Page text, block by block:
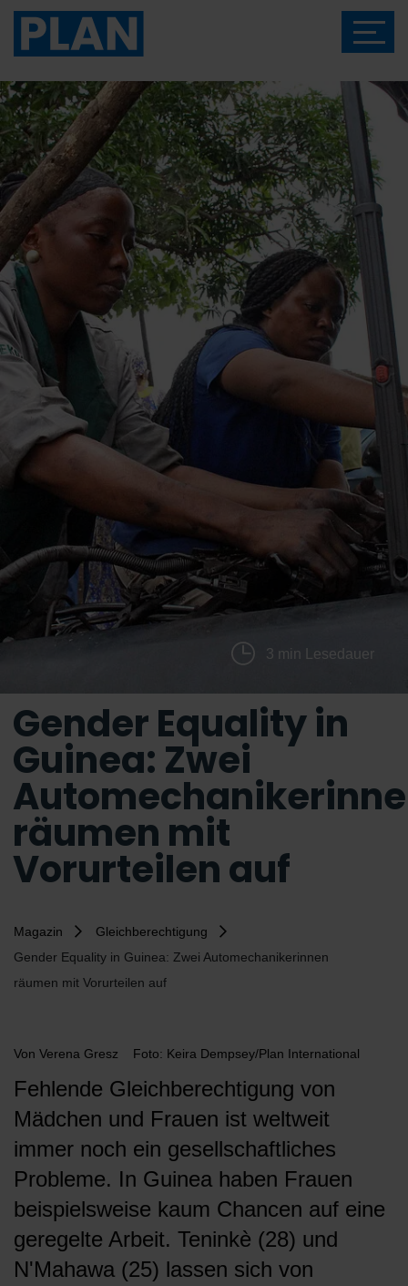
3 min Lesedauer
Gender Equality in
Guinea: Zwei
räumen mit
Vorurteilen auf
Magazin
Gleichberechtigung
Gender Equality in Guinea: Zwei Automechanikerinnen
räumen mit Vorurteilen auf
Von Verena Gresz Foto: Keira Dempsey/Plan International
Fehlende Gleichberechtigung von
Mädchen und Frauen ist weltweit
immer noch ein gesellschaftliches
Probleme. In Guinea haben Frauen
beispielsweise kaum Chancen auf eine
geregelte Arbeit. Teninkè (28) und
N'Mahawa (25) lassen sich von